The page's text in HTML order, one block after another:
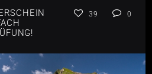
39 0